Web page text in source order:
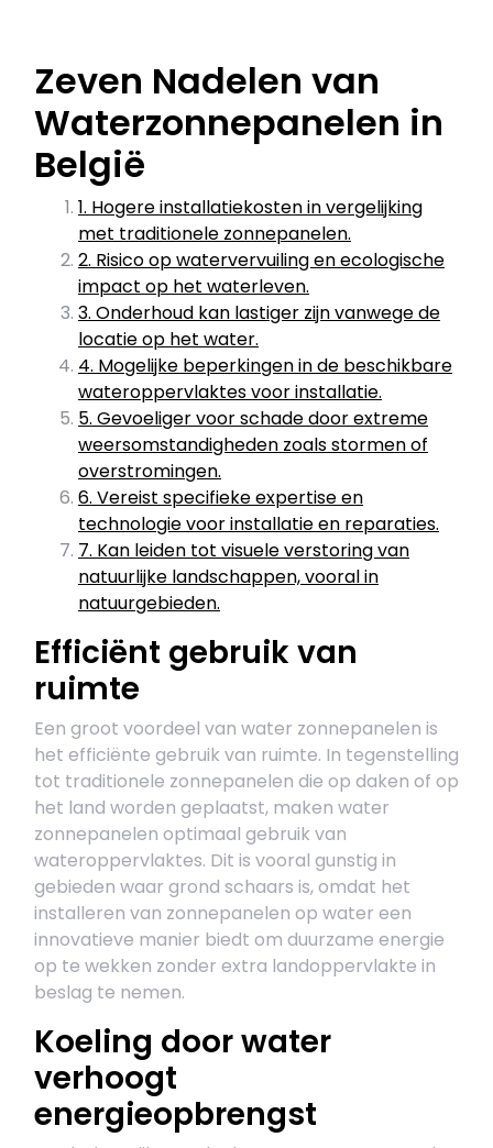
Zeven Nadelen van
Waterzonnepanelen in
België
1. Hogere installatiekosten in vergelijking
met traditionele zonnepanelen.
2. Risico op watervervuiling en ecologische
impact op het waterleven.
3. Onderhoud kan lastiger zijn vanwege de
locatie op het water.
4. Mogelijke beperkingen in de beschikbare
wateroppervlaktes voor installatie.
5. Gevoeliger voor schade door extreme
weersomstandigheden zoals stormen of
overstromingen.
6. Vereist specifieke expertise en
technologie voor installatie en reparaties.
7. Kan leiden tot visuele verstoring van
natuurlijke landschappen, vooral in
natuurgebieden.
Efficiënt gebruik van
ruimte
Een groot voordeel van water zonnepanelen is
het efficiënte gebruik van ruimte. In tegenstelling
tot traditionele zonnepanelen die op daken of op
het land worden geplaatst, maken water
zonnepanelen optimaal gebruik van
wateroppervlaktes. Dit is vooral gunstig in
gebieden waar grond schaars is, omdat het
installeren van zonnepanelen op water een
innovatieve manier biedt om duurzame energie
op te wekken zonder extra landoppervlakte in
beslag te nemen.
Koeling door water
verhoogt
energieopbrengst